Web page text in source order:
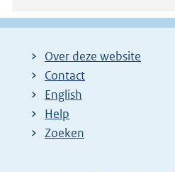
Over deze website
Contact
English
Help
Zoeken